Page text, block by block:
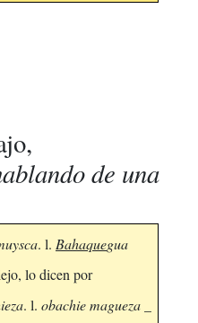
de una
. l. Bahaquegua
lo dicen por
. l. obachie magueza